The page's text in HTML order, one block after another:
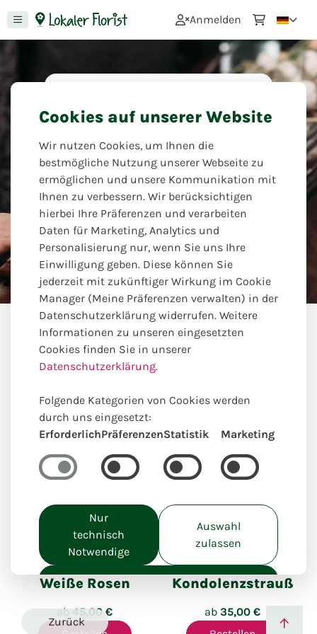
Anmelden
tiefe Gefühle aus, wenn man sich von
einem geliebten Menschen oder
Verwandten verabschiedet. Ihr Florist
hilft Ihnen dabei, den richtigen Ton
zu finden.
Blüten Atelier
Anlässe Im Trauerfall
Unsere online Auswahl hierzu
passender Produkte
Zurück
Einzigartig lokal kreiert
Weiße Rosen
ab 45,00 €
Kondolenzstrauß
ab 35,00 €
Cookies auf unserer Website
Wir nutzen Cookies, um Ihnen die
bestmögliche Nutzung unserer Webseite zu
ermöglichen und unsere Kommunikation mit
Ihnen zu verbessern. Wir berücksichtigen
hierbei Ihre Präferenzen und verarbeiten
Daten für Marketing, Analytics und
Personalisierung nur, wenn Sie uns Ihre
Einwilligung geben. Diese können Sie
jederzeit mit zukünftiger Wirkung im Cookie
Manager (Meine Präferenzen verwalten) in der
Datenschutzerklärung widerrufen. Weitere
Informationen zu unseren eingesetzten
Cookies finden Sie in unserer
Datenschutzerklärung.
Folgende Kategorien von Cookies werden
durch uns eingesetzt:
ErforderlichPräferenzenStatistik Marketing
Nur
technisch
Notwendige
Auswahl
zulassen
Alle akzeptieren